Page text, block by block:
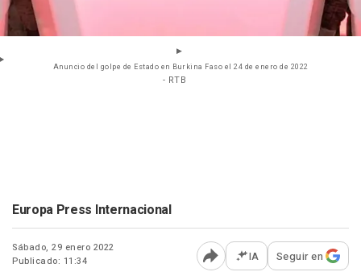
Anuncio del golpe de Estado en Burkina Faso el 24 de enero de 2022
- RTB
Europa Press Internacional
Sábado, 29 enero 2022
Publicado: 11:34
Abrir opciones para
IA Seguir en